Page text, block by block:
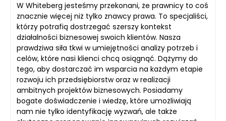
W Whiteberg jesteśmy przekonani, że prawnicy to coś
znacznie więcej niż tylko znawcy prawa. To specjaliści,
którzy potrafią dostrzegać szerszy kontekst
działalności biznesowej swoich klientów. Nasza
prawdziwa siła tkwi w umiejętności analizy potrzeb i
celów, które nasi klienci chcą osiągnąć. Dążymy do
tego, aby dostarczać im wsparcia na każdym etapie
rozwoju ich przedsiębiorstw oraz w realizacji
ambitnych projektów biznesowych. Posiadamy
bogate doświadczenie i wiedzę, które umożliwiają
nam nie tylko identyfikację wyzwań, ale także